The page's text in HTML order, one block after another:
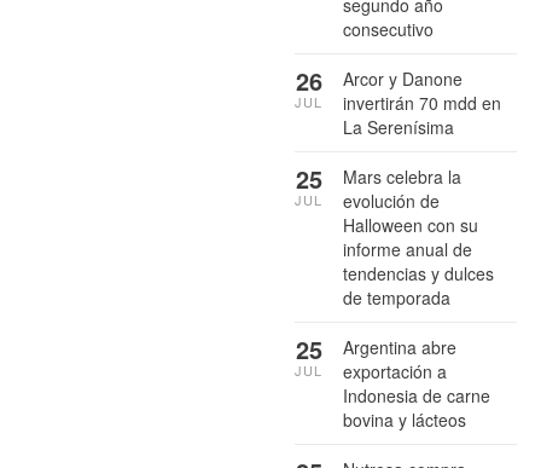
segundo año
consecutivo
Arcor y Danone
invertirán 70 mdd en
La Serenísima
26
JUL
Mars celebra la
evolución de
Halloween con su
informe anual de
tendencias y dulces
de temporada
25
JUL
Argentina abre
exportación a
Indonesia de carne
bovina y lácteos
25
JUL